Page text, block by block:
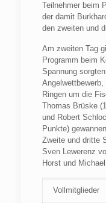
Teilnehmer beim
der damit
den zweiten und
Am zweiten Tag
Programm beim
Spannung
Ringen um die
Thomas Brüske
und Robert
Punkte)
Zweite und dritte
Sven Lewerenz
Horst und
Vollmitglieder